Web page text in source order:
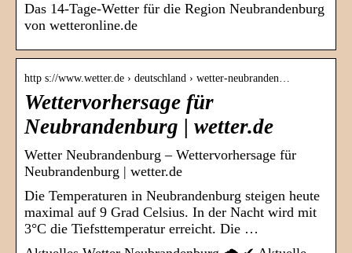
Das 14-Tage-Wetter für die Region Neubrandenburg
von wetteronline.de
http s://www.wetter.de › deutschland › wetter-neubranden…
Wettervorhersage für
Neubrandenburg | wetter.de
Wetter Neubrandenburg – Wettervorhersage für
Neubrandenburg | wetter.de
Die Temperaturen in Neubrandenburg steigen heute
maximal auf 9 Grad Celsius. In der Nacht wird mit
3°C die Tiefsttemperatur erreicht. Die …